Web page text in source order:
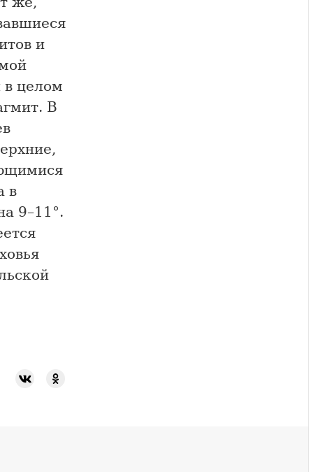
и
в целом
В
в
9–11°.